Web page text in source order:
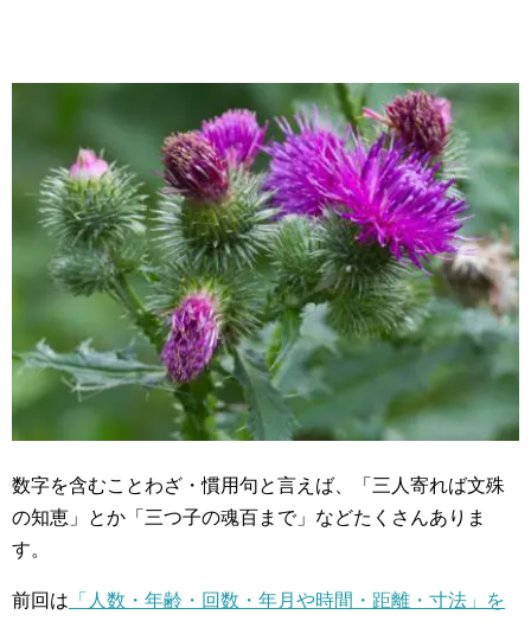
数字を含むことわざ・慣用句と言えば、「三人寄れば文殊
の知恵」とか「三つ子の魂百まで」などたくさんありま
す。
前回は 「人数・年齢・回数・年月や時間・距離・寸法」を